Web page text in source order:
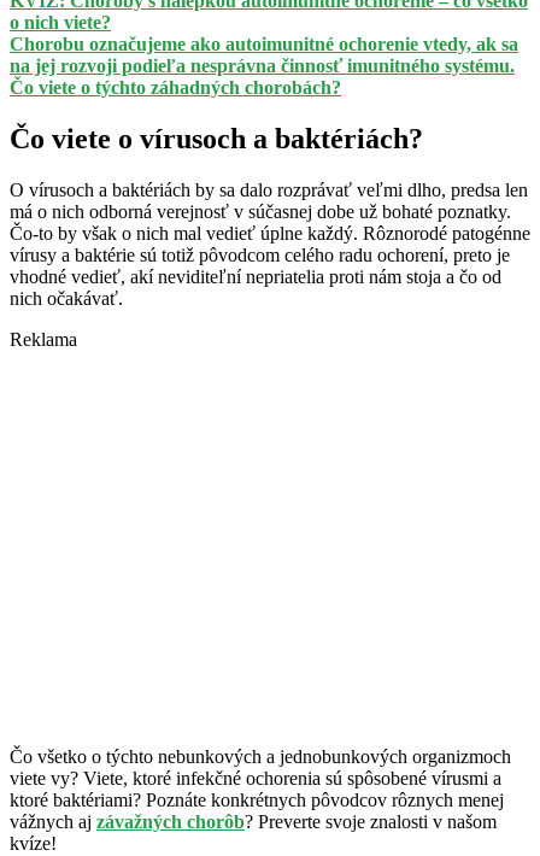
o nich viete?
Chorobu označujeme ako autoimunitné ochorenie vtedy, ak sa
na jej rozvoji podieľa nesprávna činnosť imunitného systému.
Čo viete o týchto záhadných chorobách?
Čo viete o vírusoch a baktériách?
O vírusoch a baktériách by sa dalo rozprávať veľmi dlho, predsa len
má o nich odborná verejnosť v súčasnej dobe už bohaté poznatky.
Čo-to by však o nich mal vedieť úplne každý. Rôznorodé patogénne
vírusy a baktérie sú totiž pôvodcom celého radu ochorení, preto je
vhodné vedieť, akí neviditeľní nepriatelia proti nám stoja a čo od
nich očakávať.
Reklama
Čo všetko o týchto nebunkových a jednobunkových organizmoch
viete vy? Viete, ktoré infekčné ochorenia sú spôsobené vírusmi a
ktoré baktériami? Poznáte konkrétnych pôvodcov rôznych menej
vážnych aj závažných chorôb? Preverte svoje znalosti v našom
kvíze!